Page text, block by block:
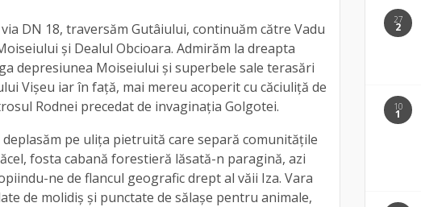
DN 18, traversăm Gutâiului, continuăm către Vadu
şi Dealul Obcioara. Admirăm la dreapta
depresiunea Moiseiului şi superbele sale terasări
Vişeu iar în faţă, mai mereu acoperit cu căciuliţă de
Rodnei precedat de invaginaţia Golgotei.
deplasăm pe uliţa pietruită care separă comunităţile
fosta cabană forestieră lăsată-n paragină, azi
ne de flancul geografic drept al văii Iza. Vara
de molidiş și punctate de sălaşe pentru animale,
27
2
10
1